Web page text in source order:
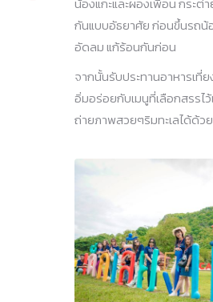
น้องแกะและผองเพื่อน กระต่
กันแบบอัธยาศัย ก่อนขึ้นรถน้
อัดลม แก้ร้อนกันก่อน
จากนั้นรับประทานอาหารเที่
อิ่มอร่อยกับเมนูที่เลือกสรรไ
ถ่ายภาพสวยๆริมทะเลได้ด้ว